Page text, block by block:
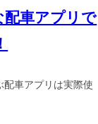
配車アプリで
配車アプリは実際使